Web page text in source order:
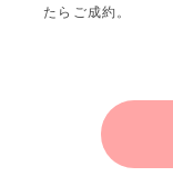
たらご成約。